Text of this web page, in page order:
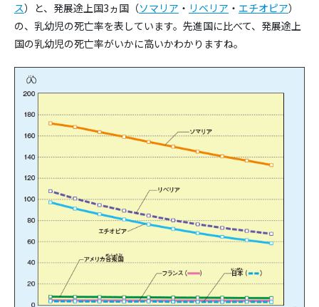
ス）と、発展途上国3ヵ国（ソマリア ・ リベリア ・ エチオピア）
の、乳幼児の死亡率を表しています。先進国に比べて、発展途上
国の乳幼児の死亡率がいかに高いかわかりますね。